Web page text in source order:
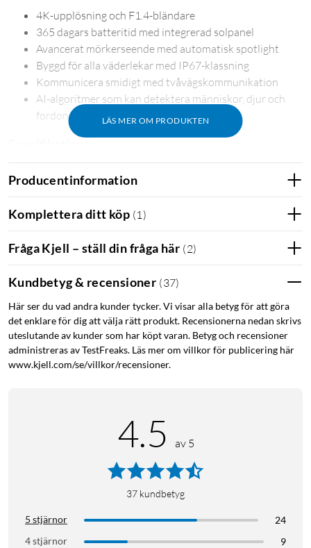
LÄS MER OM PRODUKTEN
4K-upplösning och F1.4-bländare
365 dagars batteritid med integrerad solpanel
Avancerat mörkerseende med automatisk spotlight
Byggd för alla väderlekar med IP67-klassning
Kommunicera smidigt med tvåvägskommunikation
AI-algoritmer som kan detektera människor, djur och
fordon
Synfält: 135 grader
Batteritid: 365 dagar
Väderbeständig: IP67
AI-detektion: Personer, djur och fordon
Spotlight: Ja
Stöldskydd: Ja
Övervakning Kameraövervakning Nätverkskamera
IP-kamera Utomhuskamera Trådlös kamera
Utomhuskamera Batteridriven
Producentinformation
Komplettera ditt köp (1 )
Fråga Kjell – ställ din fråga här (2)
Kundbetyg & recensioner (37)
Här ser du vad andra kunder tycker. Vi visar alla betyg för att göra
det enklare för dig att välja rätt produkt. Recensionerna nedan skrivs
uteslutande av kunder som har köpt varan. Betyg och recensioner
administreras av TestFreaks. Läs mer om villkor för publicering här
www.kjell.com/se/villkor/recensioner.
4.5 av 5
37 kundbetyg
5 stjärnor
24
4 stjärnor
9